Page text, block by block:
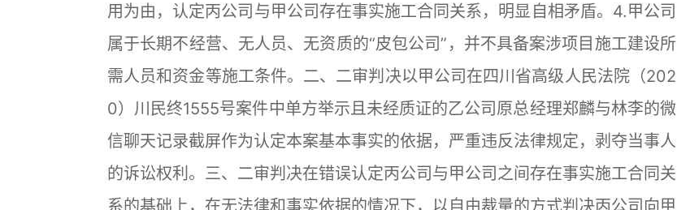
用为由，认定丙公司与甲公司存在事实施工合同关系，明显自相矛盾。4.甲公司
属于长期不经营、无人员、无资质的“皮包公司”，并不具备案涉项目施工建设所
需人员和资金等施工条件。二、二审判决以甲公司在四川省高级人民法院（202
0）川民终1555号案件中单方举示且未经质证的乙公司原总经理郑麟与林李的微
信聊天记录截屏作为认定本案基本事实的依据，严重违反法律规定，剥夺当事人
的诉讼权利。三、二审判决在错误认定丙公司与甲公司之间存在事实施工合同关
系的基础上，在无法律和事实依据的情况下，以自由裁量的方式判决丙公司向甲